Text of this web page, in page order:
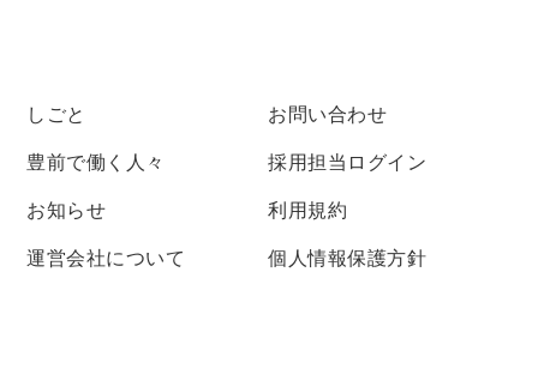
しごと
豊前で働く人々
お知らせ
運営会社について
お問い合わせ
採用担当ログイン
利用規約
個人情報保護方針